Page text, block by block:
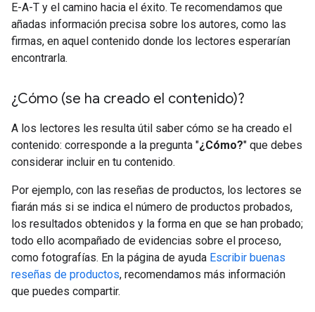
E-A-T y el camino hacia el éxito. Te recomendamos que
añadas información precisa sobre los autores, como las
firmas, en aquel contenido donde los lectores esperarían
encontrarla.
¿Cómo (se ha creado el contenido)?
A los lectores les resulta útil saber cómo se ha creado el
contenido: corresponde a la pregunta "¿Cómo?" que debes
considerar incluir en tu contenido.
Por ejemplo, con las reseñas de productos, los lectores se
fiarán más si se indica el número de productos probados,
los resultados obtenidos y la forma en que se han probado;
todo ello acompañado de evidencias sobre el proceso,
como fotografías. En la página de ayuda Escribir buenas
reseñas de productos, recomendamos más información
que puedes compartir.